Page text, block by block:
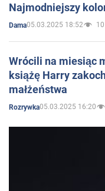
Najmodniejszy
Dama05.03.2025 18:52 10
Wrócili na miesiąc
książę Harry
małżeństwa
Rozrywka05.03.2025 16:20